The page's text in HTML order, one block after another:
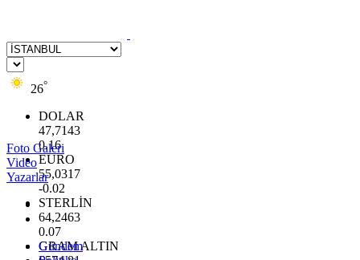
26°
DOLAR
47,7143
0.16
EURO
55,0317
-0.02
STERLİN
64,2463
0.07
GRAM ALTIN
Foto Galeri
Video
Yazarlar
Gündem